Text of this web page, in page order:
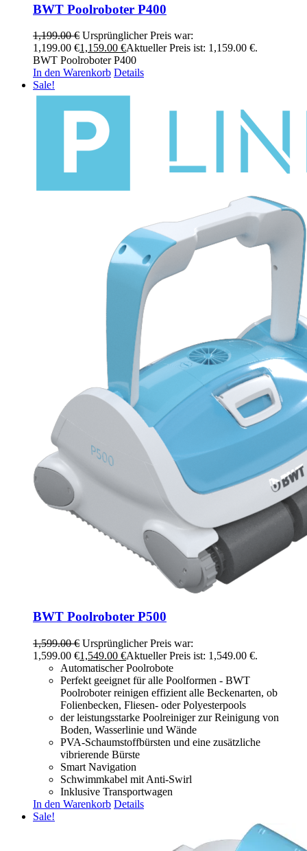
BWT Poolroboter P400
1,199.00€ Ursprünglicher Preis war:
1,199.00 €1,159.00 €Aktueller Preis ist: 1,159.00 €.
BWT Poolroboter P400
In den Warenkorb Details
Sale!
BWT Poolroboter P500
1,599.00€ Ursprünglicher Preis war:
1,599.00 €1,549.00 €Aktueller Preis ist: 1,549.00 €.
Automatischer Poolrobote
Perfekt geeignet für alle Poolformen - BWT
Poolroboter reinigen effizient alle Beckenarten, ob
Folienbecken, Fliesen-​ oder Polyesterpools
der leistungsstarke Poolreiniger zur Reinigung von
Boden, Wasserlinie und Wände
PVA-​Schaumstoffbürsten und eine zusätzliche
vibrierende Bürste
Smart Navigation
Schwimmkabel mit Anti-​Swirl
Inklusive Transportwagen
In den Warenkorb Details
Sale!